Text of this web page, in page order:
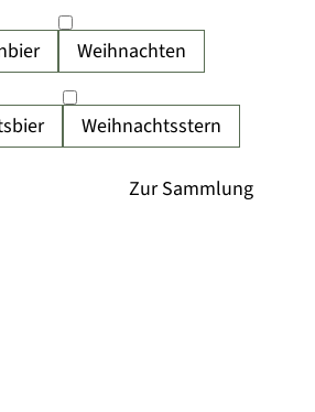
Weihnachten
Weihnachtsstern